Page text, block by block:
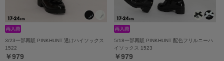
3/23一部再販 PINKHUNT 透けハイソックス
1522
￥979
5/18一部再販 PINKHUNT 配色フリルニーハ
イソックス 1523
￥979